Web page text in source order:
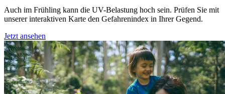
Auch im Frühling kann die UV-Belastung hoch sein. Prüfen Sie mit
unserer interaktiven Karte den Gefahrenindex in Ihrer Gegend.
Jetzt ansehen